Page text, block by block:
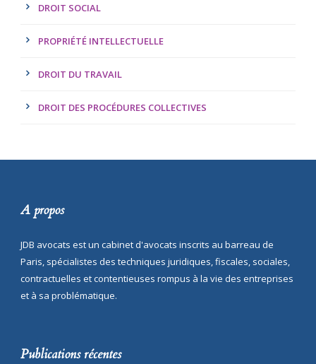
DROIT SOCIAL
PROPRIÉTÉ INTELLECTUELLE
DROIT DU TRAVAIL
DROIT DES PROCÉDURES COLLECTIVES
A propos
JDB avocats est un cabinet d'avocats inscrits au barreau de
Paris, spécialistes des techniques juridiques, fiscales, sociales,
contractuelles et contentieuses rompus à la vie des entreprises
et à sa problématique.
Publications récentes